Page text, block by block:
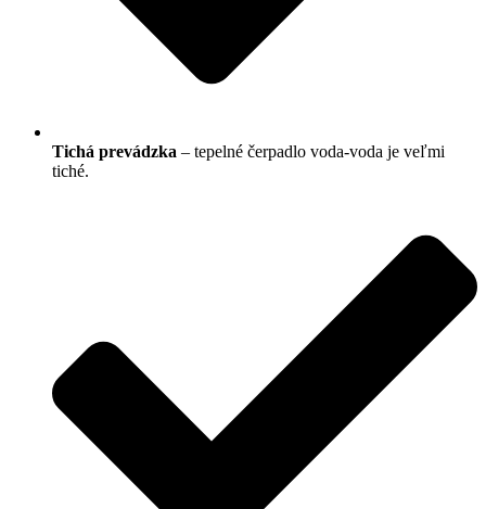
Tichá prevádzka – tepelné čerpadlo voda-voda je veľmi
tiché.